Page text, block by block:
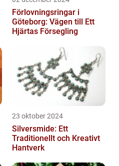
Förlovningsringar i
Göteborg: Vägen till Ett
Hjärtas Försegling
23 oktober 2024
Silversmide: Ett
Traditionellt och Kreativt
Hantverk